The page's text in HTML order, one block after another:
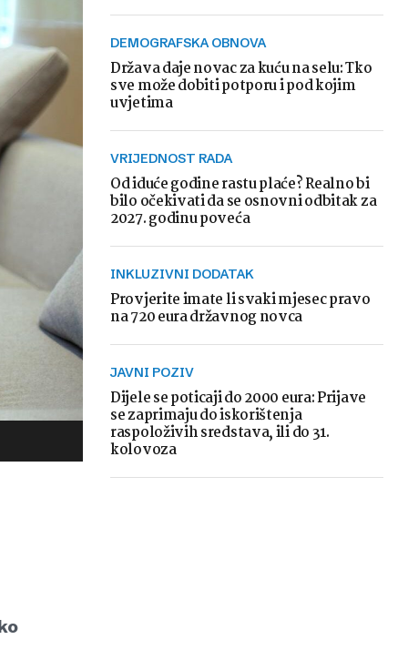
DEMOGRAFSKA OBNOVA
Država daje novac za kuću na selu: Tko
sve može dobiti potporu i pod kojim
uvjetima
VRIJEDNOST RADA
Od iduće godine rastu plaće? Realno bi
bilo očekivati da se osnovni odbitak za
2027. godinu poveća
INKLUZIVNI DODATAK
Provjerite imate li svaki mjesec pravo
na 720 eura državnog novca
JAVNI POZIV
Dijele se poticaji do 2000 eura: Prijave
se zaprimaju do iskorištenja
raspoloživih sredstava, ili do 31.
kolovoza